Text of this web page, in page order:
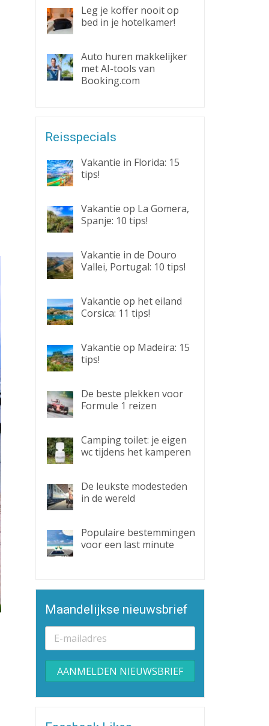
Leg je koffer nooit op
bed in je hotelkamer!
Auto huren makkelijker
met AI-tools van
Booking.com
Reisspecials
Vakantie in Florida: 15
tips!
Vakantie op La Gomera,
Spanje: 10 tips!
Vakantie in de Douro
Vallei, Portugal: 10 tips!
Vakantie op het eiland
Corsica: 11 tips!
Vakantie op Madeira: 15
tips!
De beste plekken voor
Formule 1 reizen
Camping toilet: je eigen
wc tijdens het kamperen
De leukste modesteden
in de wereld
Populaire bestemmingen
voor een last minute
Maandelijkse nieuwsbrief
Alternative: